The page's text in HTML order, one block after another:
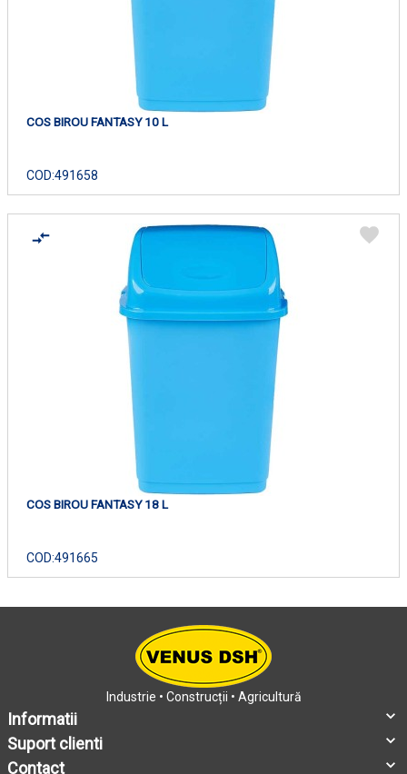
COS BIROU FANTASY 10 L
COD:491658
COS BIROU FANTASY 18 L
COD:491665
Industrie • Construcții • Agricultură
Informatii
Suport clienti
Contact